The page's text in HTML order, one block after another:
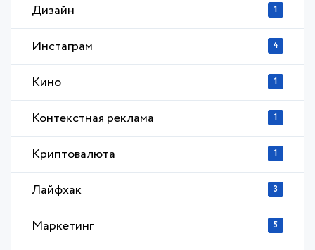
Дизайн 1
Инстаграм 4
Кино 1
Контекстная реклама 1
Криптовалюта 1
Лайфхак 3
Маркетинг 5